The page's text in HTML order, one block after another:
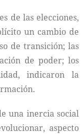
de las elecciones,
un cambio de
de transición; las
de poder; los
indicaron la
una inercia social
aspecto